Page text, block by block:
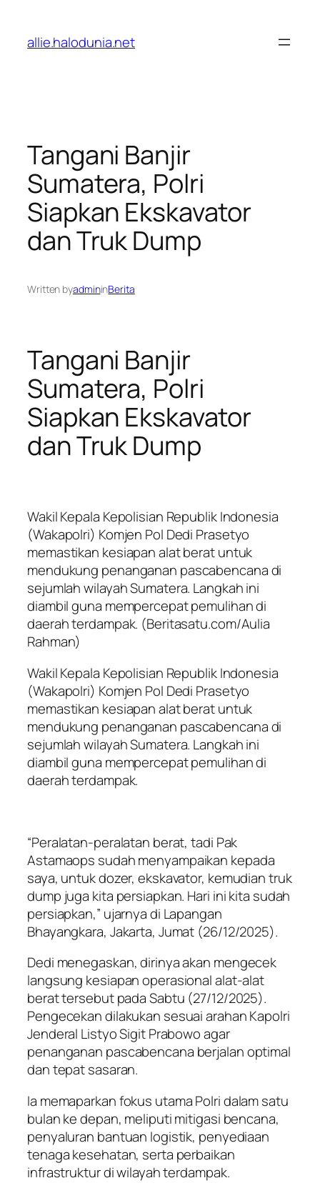
konten
allie.halodunia.net
Tangani Banjir
Sumatera, Polri
Siapkan Ekskavator
dan Truk Dump
Written byadmininBerita
Tangani Banjir
Sumatera, Polri
Siapkan Ekskavator
dan Truk Dump
Wakil Kepala Kepolisian Republik Indonesia
(Wakapolri) Komjen Pol Dedi Prasetyo
memastikan kesiapan alat berat untuk
mendukung penanganan pascabencana di
sejumlah wilayah Sumatera. Langkah ini
diambil guna mempercepat pemulihan di
daerah terdampak. (Beritasatu.com/Aulia
Rahman)
Wakil Kepala Kepolisian Republik Indonesia
(Wakapolri) Komjen Pol Dedi Prasetyo
memastikan kesiapan alat berat untuk
mendukung penanganan pascabencana di
sejumlah wilayah Sumatera. Langkah ini
diambil guna mempercepat pemulihan di
daerah terdampak.
“Peralatan-peralatan berat, tadi Pak
Astamaops sudah menyampaikan kepada
saya, untuk dozer, ekskavator, kemudian truk
dump juga kita persiapkan. Hari ini kita sudah
persiapkan,” ujarnya di Lapangan
Bhayangkara, Jakarta, Jumat (26/12/2025).
Dedi menegaskan, dirinya akan mengecek
langsung kesiapan operasional alat-alat
berat tersebut pada Sabtu (27/12/2025).
Pengecekan dilakukan sesuai arahan Kapolri
Jenderal Listyo Sigit Prabowo agar
penanganan pascabencana berjalan optimal
dan tepat sasaran.
Ia memaparkan fokus utama Polri dalam satu
bulan ke depan, meliputi mitigasi bencana,
penyaluran bantuan logistik, penyediaan
tenaga kesehatan, serta perbaikan
infrastruktur di wilayah terdampak.